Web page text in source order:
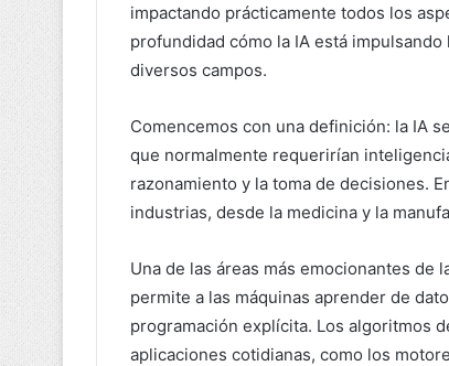
impactando prácticamente todos los
profundidad cómo la IA está
diversos campos.
Comencemos con una definición: la IA
que normalmente requerirían
razonamiento y la toma de decisiones.
industrias, desde la medicina y la
Una de las áreas más emocionantes de
permite a las máquinas aprender de
programación explícita. Los algoritmos
aplicaciones cotidianas, como los